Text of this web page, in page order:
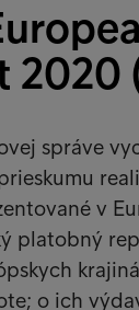
2020
správe
v
platobný
o ich